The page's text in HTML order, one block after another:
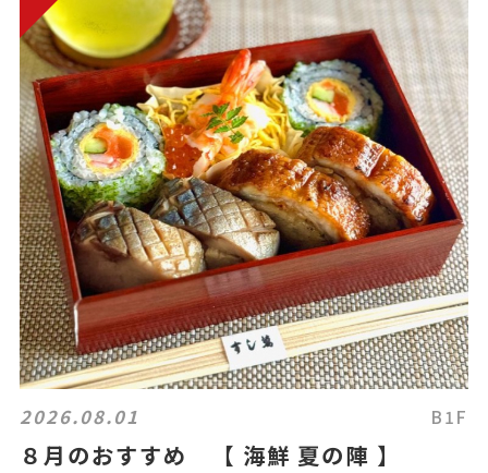
2026.08.01 B1F
８月のおすすめ 【 海鮮 夏の陣 】